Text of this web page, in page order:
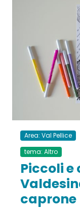
Area: Val Pellice
tema: Altro
Piccoli
caprone